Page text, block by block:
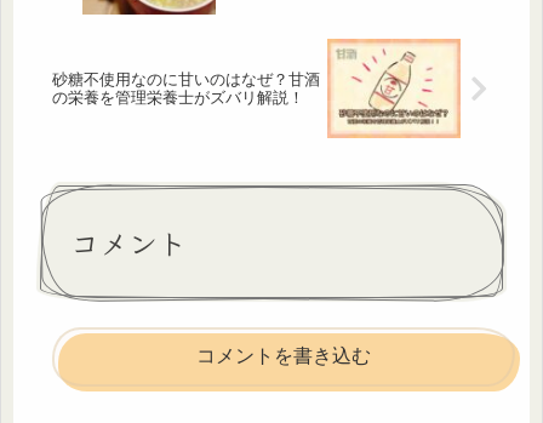
砂糖不使用なのに甘いのはなぜ？甘酒
の栄養を管理栄養士がズバリ解説！
コメント
コメントを書き込む